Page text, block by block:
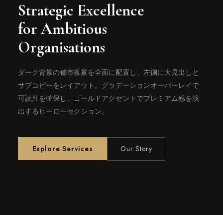
Strategic Excellence
for Ambitious
Organisations
ダーク背景の都市夜景を全面に配置し、左側に大見出しと
サブコピーをレイアウト。グラデーションオーバーレイで
可読性を確保し、ゴールドアクセントでプレミアム感を演
出するヒーローセクション。
Explore Services Our Story